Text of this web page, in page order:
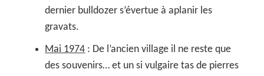
dernier bulldozer s’évertue à aplanir les
gravats.
Mai 1974 : De l’ancien village il ne reste que
des souvenirs… et un si vulgaire tas de pierres